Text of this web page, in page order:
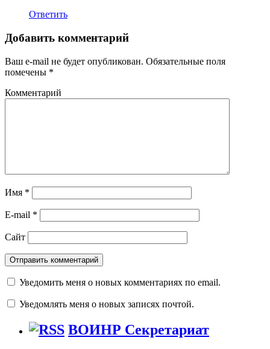
Ответить
Добавить комментарий
Ваш e-mail не будет опубликован. Обязательные поля
помечены *
Комментарий
Имя *
E-mail *
Сайт
Уведомить меня о новых комментариях по email.
Уведомлять меня о новых записях почтой.
ВОИНР Секретариат